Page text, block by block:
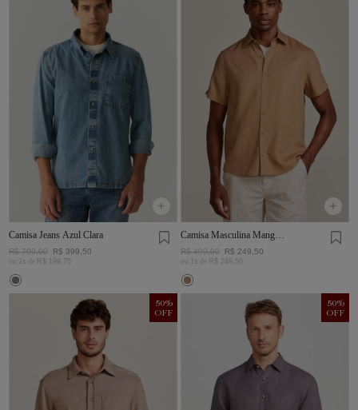
Camisa Jeans Azul Clara
R$ 799,00 R$ 399 50
ou 2 x de R$ 75
Camisa Masculina Manga
Curta Visco Linho
R$ 499,00 R$ 249 50
ou x de R$ 249 50
50%
OFF
50%
OFF